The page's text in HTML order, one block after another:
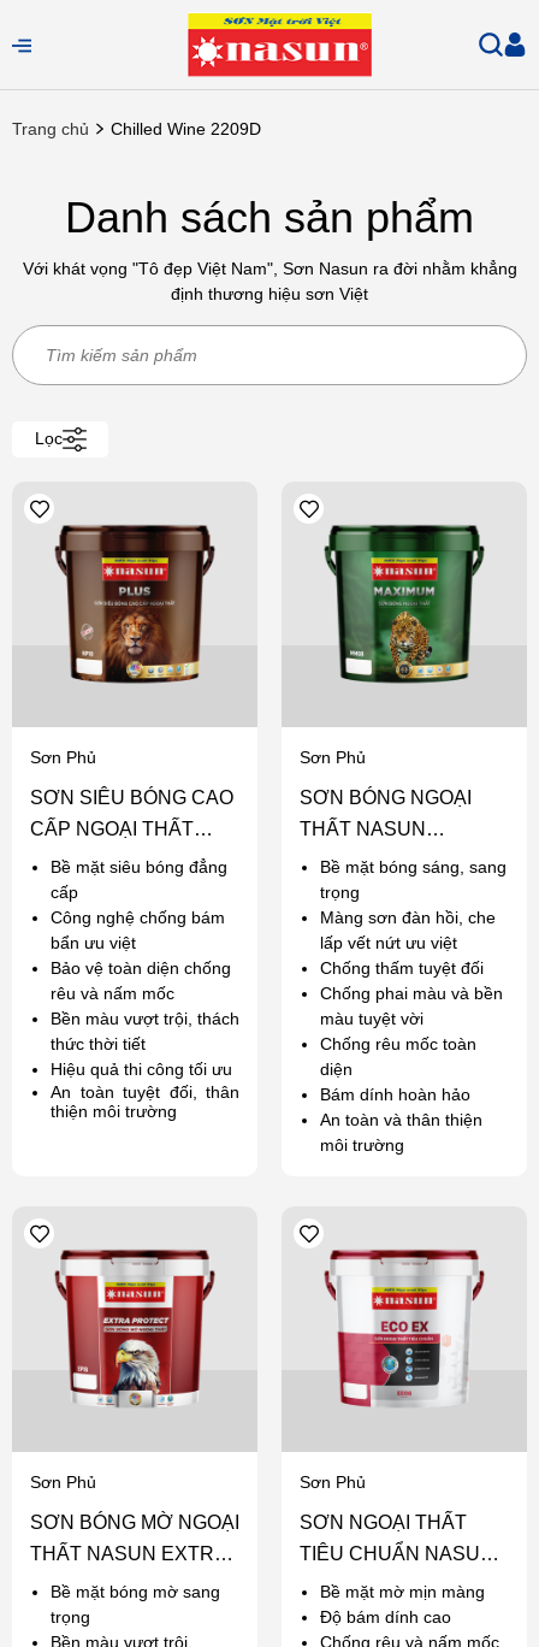
Trang chủ Chilled Wine 2209D
Danh sách sản phẩm
Với khát vọng "Tô đẹp Việt Nam", Sơn Nasun ra đời nhằm khẳng
định thương hiệu sơn Việt
Lọc
Sơn Phủ
SƠN SIÊU BÓNG CAO
CẤP NGOẠI THẤT
NASUN PLUS
Bề mặt siêu bóng đẳng
cấp
Công nghệ chống bám
bẩn ưu việt
Bảo vệ toàn diện chống
rêu và nấm mốc
Bền màu vượt trội, thách
thức thời tiết
Hiệu quả thi công tối ưu
An toàn tuyệt đối, thân
thiện môi trường
Sơn Phủ
SƠN BÓNG NGOẠI
THẤT NASUN
MAXIMUM
Bề mặt bóng sáng, sang
trọng
Màng sơn đàn hồi, che
lấp vết nứt ưu việt
Chống thấm tuyệt đối
Chống phai màu và bền
màu tuyệt vời
Chống rêu mốc toàn
diện
Bám dính hoàn hảo
An toàn và thân thiện
môi trường
Sơn Phủ
SƠN BÓNG MỜ NGOẠI
THẤT NASUN EXTRA
PROTECT
Bề mặt bóng mờ sang
trọng
Bền màu vượt trội,
Sơn Phủ
SƠN NGOẠI THẤT
TIÊU CHUẨN NASUN
ECO EX
Bề mặt mờ mịn màng
Độ bám dính cao
Chống rêu và nấm mốc